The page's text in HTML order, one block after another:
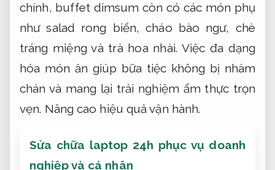
chính, buffet dimsum còn có các món phụ
như salad rong biển, cháo bào ngư, chè
tráng miệng và trà hoa nhài. Việc đa dạng
hóa món ăn giúp bữa tiệc không bị nhàm
chán và mang lại trải nghiệm ẩm thực trọn
vẹn. Nâng cao hiệu quả vận hành.
Sửa chữa laptop 24h phục vụ doanh
nghiệp và cá nhân